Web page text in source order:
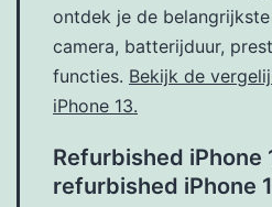
ontdek je de
camera, batterijduur,
functies. Bekijk de
iPhone 13.
Refurbished iPhone
refurbished iPhone